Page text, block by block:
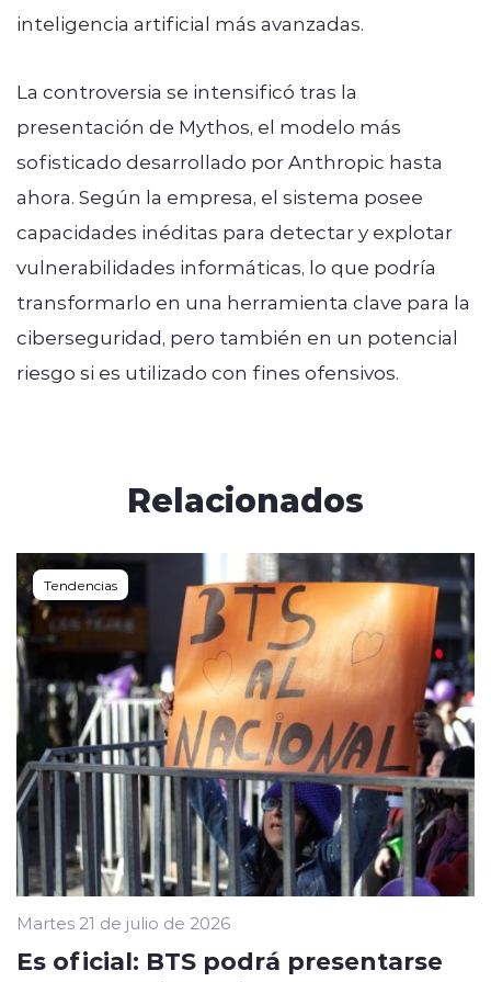
inteligencia artificial más avanzadas.
La controversia se intensificó tras la
presentación de Mythos, el modelo más
sofisticado desarrollado por Anthropic hasta
ahora. Según la empresa, el sistema posee
capacidades inéditas para detectar y explotar
vulnerabilidades informáticas, lo que podría
transformarlo en una herramienta clave para la
ciberseguridad, pero también en un potencial
riesgo si es utilizado con fines ofensivos.
Relacionados
Tendencias
Martes 21 de julio de 2026
Es oficial: BTS podrá presentarse